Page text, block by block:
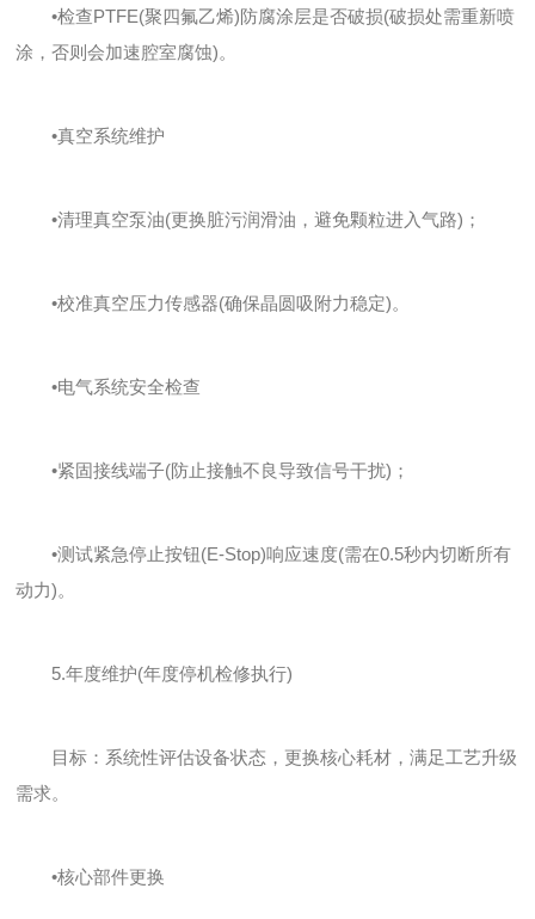
•检查PTFE(聚四氟乙烯)防腐涂层是否破损(破损处需重新喷
涂，否则会加速腔室腐蚀)。
•真空系统维护
•清理真空泵油(更换脏污润滑油，避免颗粒进入气路)；
•校准真空压力传感器(确保晶圆吸附力稳定)。
•电气系统安全检查
•紧固接线端子(防止接触不良导致信号干扰)；
•测试紧急停止按钮(E-Stop)响应速度(需在0.5秒内切断所有
动力)。
5.年度维护(年度停机检修执行)
目标：系统性评估设备状态，更换核心耗材，满足工艺升级
需求。
•核心部件更换